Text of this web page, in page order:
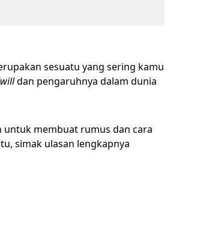
sesuatu yang sering kamu
dan pengaruhnya dalam dunia
untuk membuat rumus dan cara
simak ulasan lengkapnya